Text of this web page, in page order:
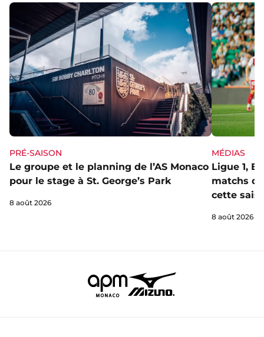
PRÉ-SAISON
Le groupe et le planning de l’AS Monaco
pour le stage à St. George’s Park
8 août 2026
MÉDIAS
Ligue 1,
matchs
cette
8 août 2026